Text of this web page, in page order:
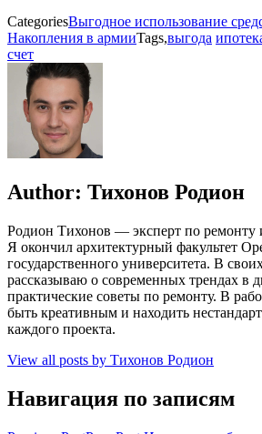
CategoriesВыгодное использование
Накопления в армииTags,выгода
счет
Author: Тихонов Родион
Родион Тихонов — эксперт по ремонту
Я окончил архитектурный факультет
государственного университета. В
рассказываю о современных трендах в
практические советы по ремонту. В
быть креативным и находить
каждого проекта.
View all posts by Тихонов Родион
Навигация по записям